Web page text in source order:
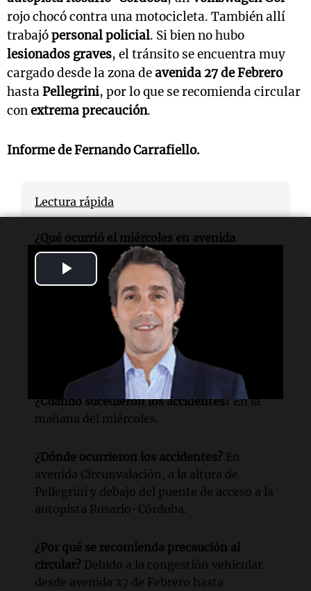
Play
Video
rojo chocó contra una motocicleta. También allí
trabajópersonal policial. Si bien no hubo
lesionados graves, el tránsito se encuentra muy
cargado desde la zona deavenida 27 de Febrero
hastaPellegrini, por lo que se recomienda circular
conextrema precaución.
Informe de Fernando Carrafiello.
Lectura rápida
¿Qué ocurrió el miércoles en avenida
Circunvalación?Se registraron dos
accidentes casi simultáneos que generaron
complicaciones de tránsito.
¿Quiénes estuvieron involucrados en los
Dos camiones, una motocicleta
y un Volkswagen Gol rojo.
¿Cuándo sucedieron los accidentes? En la
mañana del miércoles.
¿Dónde ocurrieron los accidentes? En
avenida Circunvalación, a la altura de
Pellegrini y debajo del puente de acceso a la
autopista Rosario-Córdoba.
¿Por qué se recomienda precaución al
circular? Debido a la congestión vehicular
desde avenida 27 de Febrero hasta